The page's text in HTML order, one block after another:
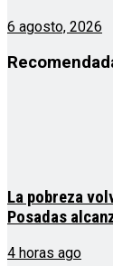
6 agosto, 2026
La pobreza
Posadas
4 horas ago